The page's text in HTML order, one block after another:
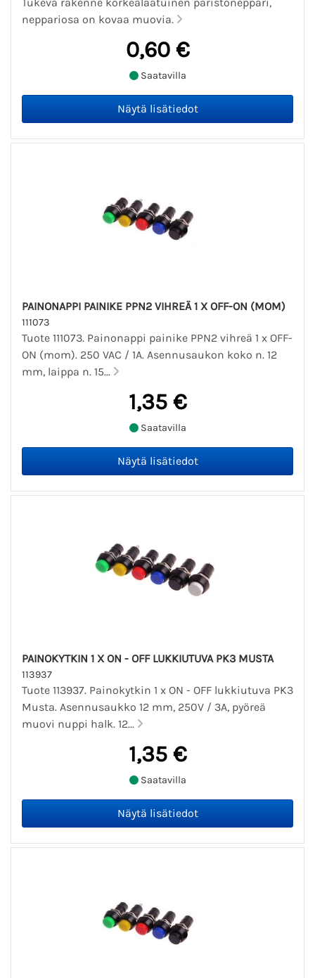
neppariosa on kovaa muovia.
0,60 €
Saatavilla
PAINONAPPI PAINIKE PPN2 VIHREÄ 1 X OFF-ON (MOM)
111073
Tuote 111073. Painonappi painike PPN2 vihreä 1 x OFF-
ON (mom). 250 VAC / 1A. Asennusaukon koko n. 12
mm, laippa n. 15...
1,35 €
Saatavilla
PAINOKYTKIN 1 X ON - OFF LUKKIUTUVA PK3 MUSTA
113937
Tuote 113937. Painokytkin 1 x ON - OFF lukkiutuva PK3
Musta. Asennusaukko 12 mm, 250V / 3A, pyöreä
muovi nuppi halk. 12...
1,35 €
Saatavilla